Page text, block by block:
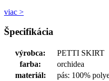
viac >
Špecifikácia
výrobca:
PETTI SKIRT
farba:
orchidea
materiál:
pás: 100%